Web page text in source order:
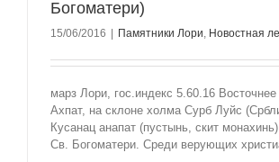
Богоматери)
15/06/2016 Памятники Лори, Новостная
марз Лори, гос.индекс 5.60.16
Ахпат, на склоне холма Сурб Луйс
Кусанац анапат (пустынь, скит
Св. Богоматери. Среди верующих